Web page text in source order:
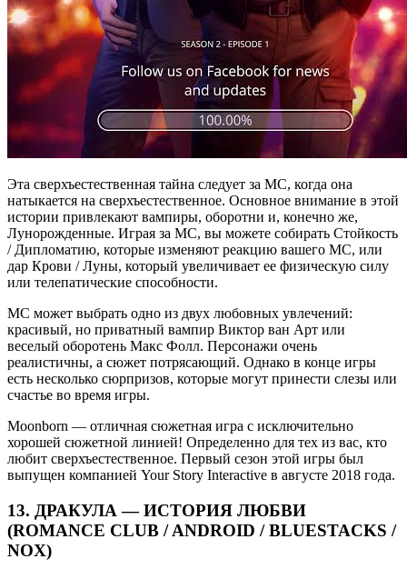
Эта сверхъестественная тайна следует за MC, когда она
натыкается на сверхъестественное. Основное внимание в этой
истории привлекают вампиры, оборотни и, конечно же,
Лунорожденные. Играя за MC, вы можете собирать Стойкость
/ Дипломатию, которые изменяют реакцию вашего MC, или
дар Крови / Луны, который увеличивает ее физическую силу
или телепатические способности.
MC может выбрать одно из двух любовных увлечений:
красивый, но приватный вампир Виктор ван Арт или
веселый оборотень Макс Фолл. Персонажи очень
реалистичны, а сюжет потрясающий. Однако в конце игры
есть несколько сюрпризов, которые могут принести слезы или
счастье во время игры.
Moonborn — отличная сюжетная игра с исключительно
хорошей сюжетной линией! Определенно для тех из вас, кто
любит сверхъестественное. Первый сезон этой игры был
выпущен компанией Your Story Interactive в августе 2018 года.
13. ДРАКУЛА — ИСТОРИЯ ЛЮБВИ
(ROMANCE CLUB / ANDROID / BLUESTACKS /
NOX)